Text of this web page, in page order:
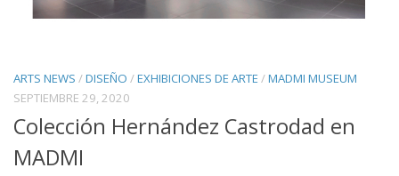
ARTS NEWS /DISEÑO /EXHIBICIONES DE ARTE /MADMI MUSEUM
SEPTIEMBRE 29, 2020
Colección Hernández Castrodad en
MADMI